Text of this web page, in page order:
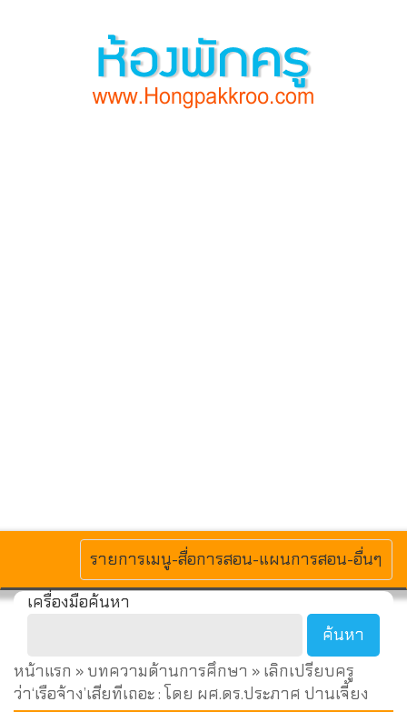
MENU
รายการเมนู-สื่อการสอน-แผนการสอน-อื่นๆ
เครื่องมือค้นหา
หน้าแรก »บทความด้านการศึกษา » เลิกเปรียบครู
ว่า‘เรือจ้าง’เสียทีเถอะ : โดย ผศ.ดร.ประภาศ ปานเจี้ยง